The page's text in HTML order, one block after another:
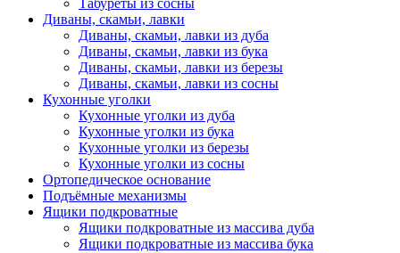
Табуреты из сосны
Диваны, скамьи, лавки
Диваны, скамьи, лавки из дуба
Диваны, скамьи, лавки из бука
Диваны, скамьи, лавки из березы
Диваны, скамьи, лавки из сосны
Кухонные уголки
Кухонные уголки из дуба
Кухонные уголки из бука
Кухонные уголки из березы
Кухонные уголки из сосны
Ортопедическое основание
Подъёмные механизмы
Ящики подкроватные
Ящики подкроватные из массива дуба
Ящики подкроватные из массива бука